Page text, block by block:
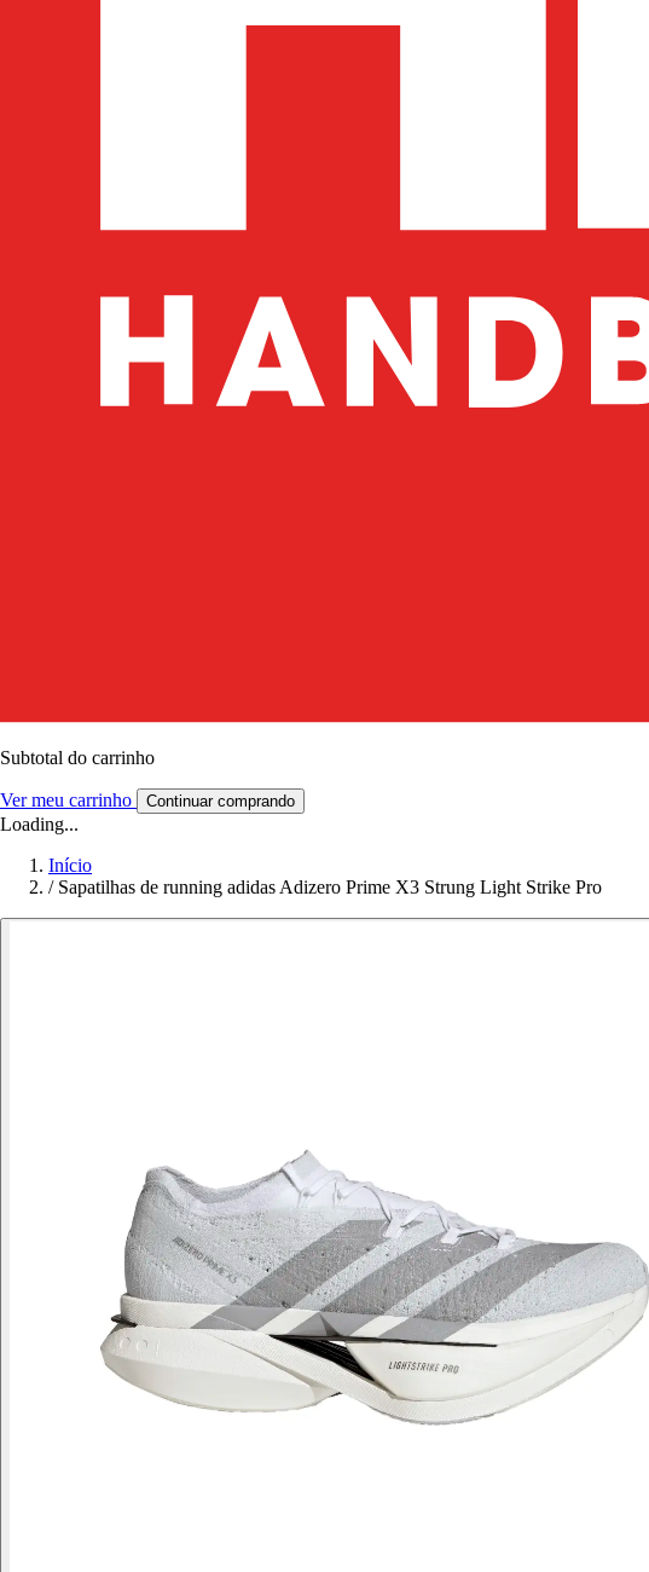
Subtotal do carrinho
Ver meu carrinho Continuar comprando
Loading...
Início
/ Sapatilhas de running adidas Adizero Prime X3 Strung Light Strike Pro